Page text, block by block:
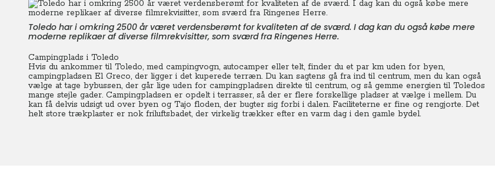
Toledo har i omkring 2500 år været verdensberømt for kvaliteten af de sværd. I dag kan du også købe mere
moderne replikaer af diverse filmrekvisitter, som sværd fra Ringenes Herre.
Campingplads i Toledo
Hvis du ankommer til Toledo, med campingvogn, autocamper eller telt, finder du et par km uden for byen,
campingpladsen El Greco, der ligger i det kuperede terræn. Du kan sagtens gå fra ind til centrum, men du kan også
vælge at tage bybussen, der går lige uden for campingpladsen direkte til centrum, og så gemme energien til Toledos
mange stejle gader. Campingpladsen er opdelt i terrasser, så der er flere forskellige pladser at vælge i mellem. Du
kan få delvis udsigt ud over byen og Tajo floden, der bugter sig forbi i dalen. Faciliteterne er fine og rengjorte. Det
helt store trækplaster er nok friluftsbadet, der virkelig trækker efter en varm dag i den gamle bydel.